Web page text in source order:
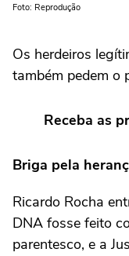
Foto: Reprodução
Os herdeiros
também pedem o
Receba as
Briga pela
Ricardo Rocha
DNA fosse feito
parentesco, e a